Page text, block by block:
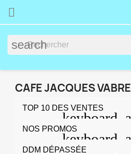

search
CAFE JACQUES VABRE
TOP 10 DES VENTES
NOS PROMOS
DDM DÉPASSÉE